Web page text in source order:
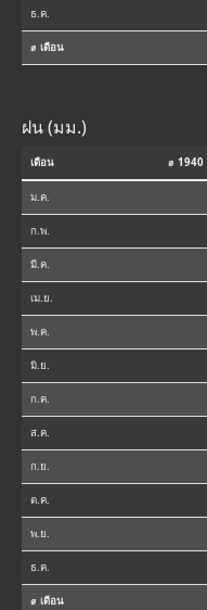
ธ.ค.
⌀ เดือน
ฝน (มม.)
เดือน ⌀ 1940
ม.ค.
ก.พ.
มี.ค.
เม.ย.
พ.ค.
มิ.ย.
ก.ค.
ส.ค.
ก.ย.
ต.ค.
พ.ย.
ธ.ค.
⌀ เดือน